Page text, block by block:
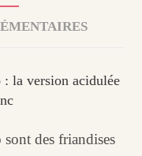
la version acidulée
sont des friandises